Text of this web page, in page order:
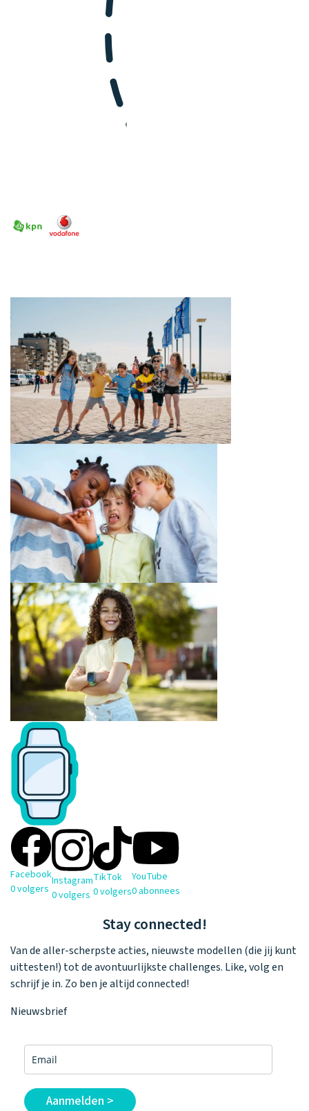
Klantenservice
Facebook
0volgers
Instagram
0volgers
TikTok
0volgers
YouTube
0 abonnees
Stay connected!
Van de aller-scherpste acties, nieuwste modellen (die jij kunt
uittesten!) tot de avontuurlijkste challenges. Like, volg en
schrijf je in. Zo ben je altijd connected!
Nieuwsbrief
Aanmelden >